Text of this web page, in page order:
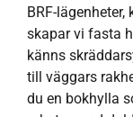
BRF-
skapar vi fasta
känns
till väggars
du en bokhylla